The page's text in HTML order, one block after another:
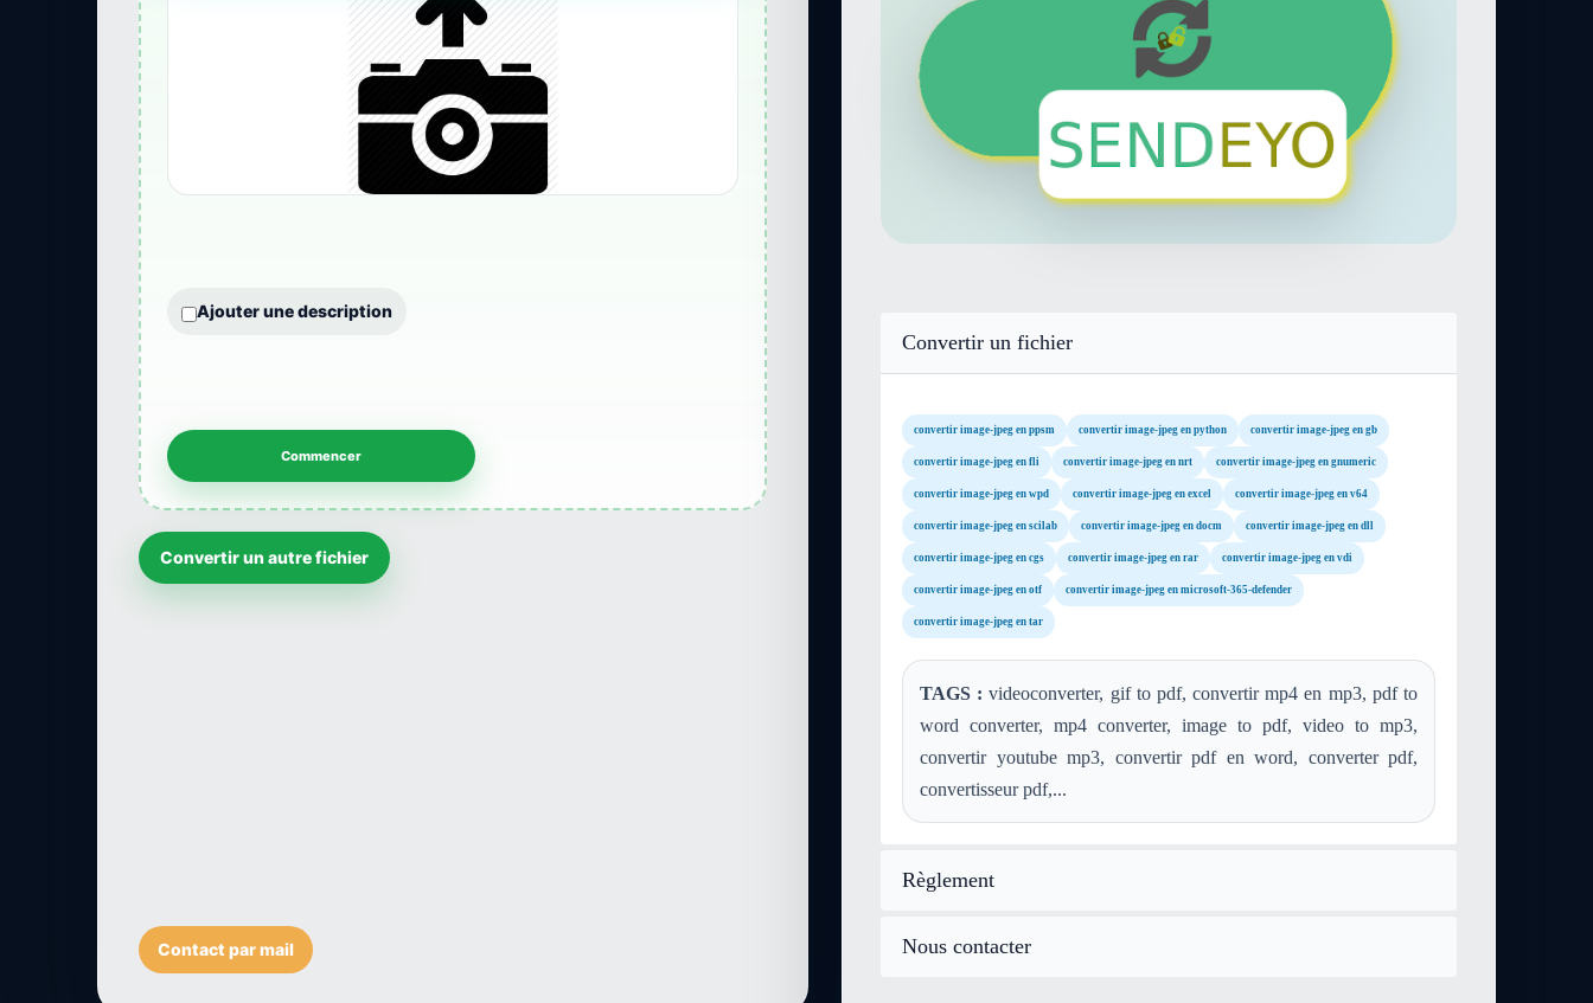
Ajouter une description
Convertir un autre fichier
Contact par mail
Convertir un fichier
convertir image-jpeg en ppsm convertir image-jpeg en python convertir image-jpeg en gb
convertir image-jpeg en fli convertir image-jpeg en nrt convertir image-jpeg en gnumeric
convertir image-jpeg en wpd convertir image-jpeg en excel convertir image-jpeg en v64
convertir image-jpeg en scilab convertir image-jpeg en docm convertir image-jpeg en dll
convertir image-jpeg en cgs convertir image-jpeg en rar convertir image-jpeg en vdi
convertir image-jpeg en otf convertir image-jpeg en microsoft-365-defender
convertir image-jpeg en tar
TAGS : videoconverter, gif to pdf, convertir mp4 en mp3, pdf to
word converter, mp4 converter, image to pdf, video to mp3,
convertir youtube mp3, convertir pdf en word, converter pdf,
convertisseur pdf,...
Règlement
Nous contacter